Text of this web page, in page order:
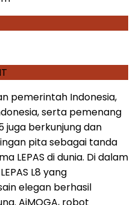
pemerintah Indonesia,
serta pemenang
juga berkunjung dan
pita sebagai tanda
LEPAS di dunia. Di dalam
L8 yang
elegan berhasil